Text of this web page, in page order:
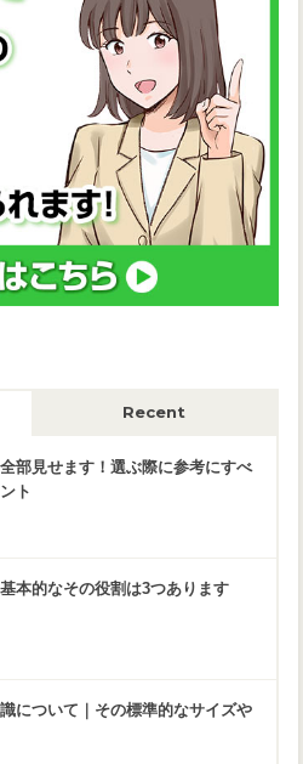
Recent
部見せます！選ぶ際に参考にすべ
ト
本的なその役割は3つあります
について｜その標準的なサイズや